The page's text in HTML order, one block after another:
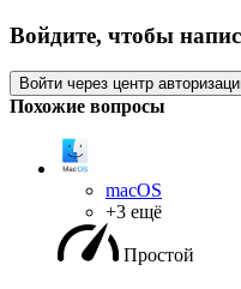
Войдите, чтобы
Войти через центр
Похожие вопросы
macOS
+3 ещё
Простой